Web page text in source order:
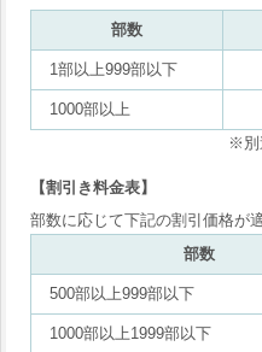
部数
1部以上999部以下
1000部以上
※別
【割引き料金表】
部数に応じて下記の割引価格が
部数
500部以上999部以下
1000部以上1999部以下